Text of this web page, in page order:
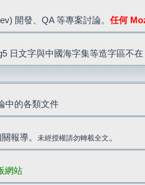
開發、QA 等專案討論。 任何
日文字與中國海字集等造字區不
中的各類文件
報導。 未經授權請勿轉載全文 。
網站